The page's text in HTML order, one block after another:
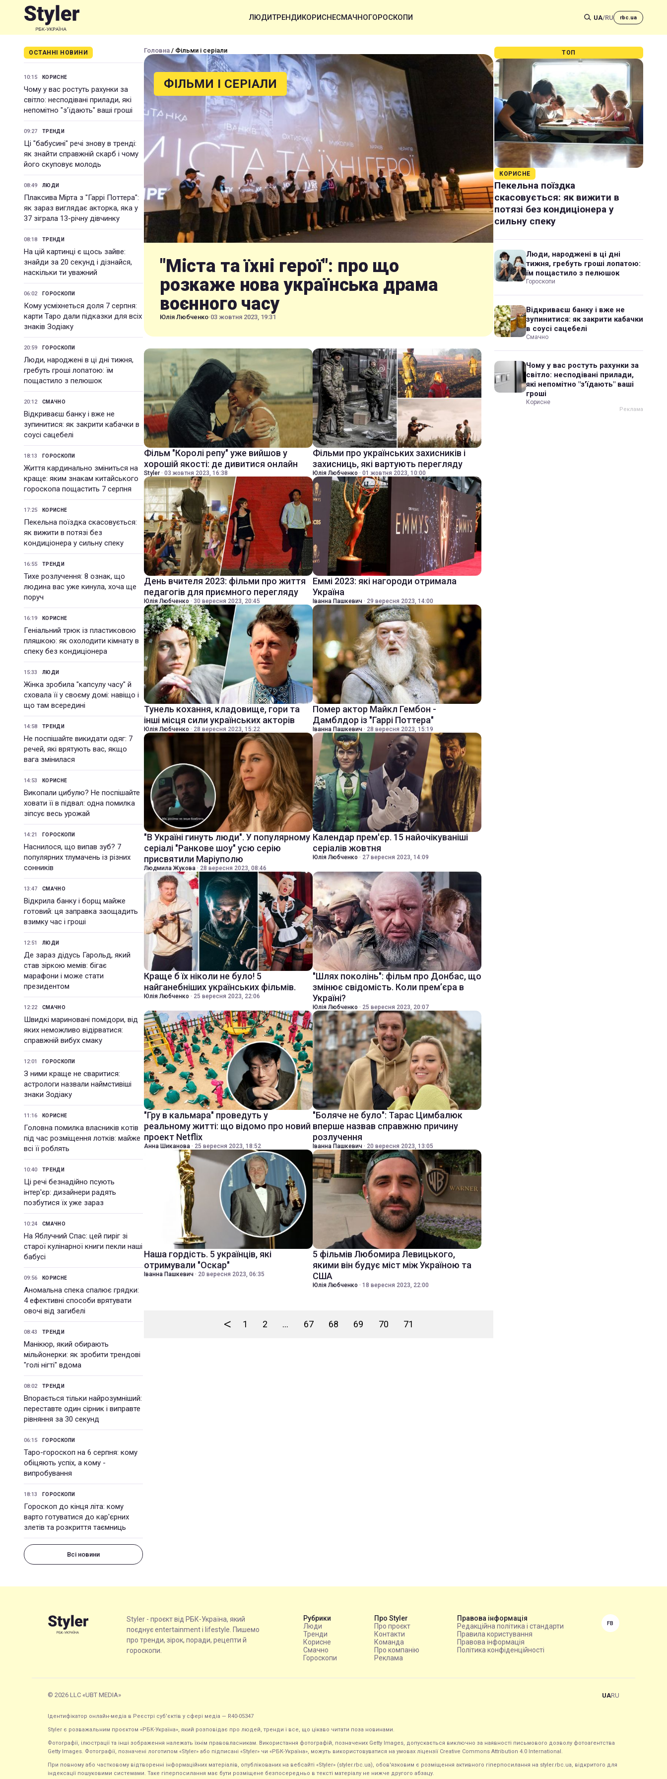
ЛЮДИТРЕНДИКОРИСНЕСМАЧНОГОРОСКОПИ UA/RU rbc.ua
ОСТАННІ НОВИНИ
10:15 КОРИСНЕ
Чому у вас ростуть рахунки за
світло: несподівані прилади, які
непомітно "з'їдають" ваші гроші
09:27 ТРЕНДИ
Ці "бабусині" речі знову в тренді:
як знайти справжній скарб і чому
його скуповує молодь
08:49 ЛЮДИ
Плаксива Мірта з "Гаррі Поттера":
як зараз виглядає акторка, яка у
37 зіграла 13-річну дівчинку
08:18 ТРЕНДИ
На цій картинці є щось зайве:
знайди за 20 секунд і дізнайся,
наскільки ти уважний
06:02 ГОРОСКОПИ
Кому усміхнеться доля 7 серпня:
карти Таро дали підказки для всіх
знаків Зодіаку
20:59 ГОРОСКОПИ
Люди, народжені в ці дні тижня,
гребуть гроші лопатою: їм
пощастило з пелюшок
20:12 СМАЧНО
Відкриваєш банку і вже не
зупинитися: як закрити кабачки в
соусі сацебелі
18:13 ГОРОСКОПИ
Життя кардинально зміниться на
краще: яким знакам китайського
гороскопа пощастить 7 серпня
17:25 КОРИСНЕ
Пекельна поїздка скасовується:
як вижити в потязі без
кондиціонера у сильну спеку
16:55 ТРЕНДИ
Тихе розлучення: 8 ознак, що
людина вас уже кинула, хоча ще
поруч
16:19 КОРИСНЕ
Геніальний трюк із пластиковою
пляшкою: як охолодити кімнату в
спеку без кондиціонера
15:33 ЛЮДИ
Жінка зробила "капсулу часу" й
сховала її у своєму домі: навіщо і
що там всередині
14:58 ТРЕНДИ
Не поспішайте викидати одяг: 7
речей, які врятують вас, якщо
вага змінилася
14:53 КОРИСНЕ
Викопали цибулю? Не поспішайте
ховати її в підвал: одна помилка
зіпсує весь урожай
14:21 ГОРОСКОПИ
Наснилося, що випав зуб? 7
популярних тлумачень із різних
сонників
13:47 СМАЧНО
Відкрила банку і борщ майже
готовий: ця заправка заощадить
взимку час і гроші
12:51 ЛЮДИ
Де зараз дідусь Гарольд, який
став зіркою мемів: бігає
марафони і може стати
президентом
12:22 СМАЧНО
Швидкі мариновані помідори, від
яких неможливо відірватися:
справжній вибух смаку
12:01 ГОРОСКОПИ
З ними краще не сваритися:
астрологи назвали наймстивіші
знаки Зодіаку
11:16 КОРИСНЕ
Головна помилка власників котів
під час розміщення лотків: майже
всі її роблять
10:40 ТРЕНДИ
Ці речі безнадійно псують
інтер'єр: дизайнери радять
позбутися їх уже зараз
10:24 СМАЧНО
На Яблучний Спас: цей пиріг зі
старої кулінарної книги пекли наші
бабусі
09:56 КОРИСНЕ
Аномальна спека спалює грядки:
4 ефективні способи врятувати
овочі від загибелі
08:43 ТРЕНДИ
Манікюр, який обирають
мільйонерки: як зробити трендові
"голі нігті" вдома
08:02 ТРЕНДИ
Впорається тільки найрозумніший:
переставте один сірник і виправте
рівняння за 30 секунд
06:15 ГОРОСКОПИ
Таро-гороскоп на 6 серпня: кому
обіцяють успіх, а кому -
випробування
18:13 ГОРОСКОПИ
Гороскоп до кінця літа: кому
варто готуватися до кар'єрних
злетів та розкриття таємниць
Всі новини
Головна / Фільми і серіали
ФІЛЬМИ І СЕРІАЛИ
"Міста та їхні герої": про що
розкаже нова українська драма
воєнного часу
Юлія Любченко·03 жовтня 2023, 19:31
Фільм "Королі репу" уже вийшов у
хорошій якості: де дивитися онлайн
Styler · 03 жовтня 2023, 16:38
Фільми про українських захисників і
захисниць, які вартують перегляду
Юлія Любченко · 01 жовтня 2023, 10:00
День вчителя 2023: фільми про життя
педагогів для приємного перегляду
Юлія Любченко · 30 вересня 2023, 20:45
Еммі 2023: які нагороди отримала
Україна
Іванна Пашкевич · 29 вересня 2023, 14:00
Тунель кохання, кладовище, гори та
інші місця сили українських акторів
Юлія Любченко · 28 вересня 2023, 15:22
Помер актор Майкл Гембон -
Дамблдор із "Гаррі Поттера"
Іванна Пашкевич · 28 вересня 2023, 15:19
"В Україні гинуть люди". У популярному
серіалі "Ранкове шоу" усю серію
присвятили Маріуполю
Людмила Жукова · 28 вересня 2023, 08:46
Календар прем'єр. 15 найочікуваніші
серіалів жовтня
Юлія Любченко · 27 вересня 2023, 14:09
Краще б їх ніколи не було! 5
найганебніших українських фільмів.
Юлія Любченко · 25 вересня 2023, 22:06
"Шлях поколінь": фільм про Донбас, що
змінює свідомість. Коли прем’єра в
Україні?
Юлія Любченко · 25 вересня 2023, 20:07
"Гру в кальмара" проведуть у
реальному житті: що відомо про новий
проект Netflix
Анна Шиканова · 25 вересня 2023, 18:52
"Боляче не було": Тарас Цимбалюк
вперше назвав справжню причину
розлучення
Іванна Пашкевич · 20 вересня 2023, 13:05
Наша гордість. 5 українців, які
отримували "Оскар"
Іванна Пашкевич · 20 вересня 2023, 06:35
5 фільмів Любомира Левицького,
якими він будує міст між Україною та
США
Юлія Любченко · 18 вересня 2023, 22:00
< 1 2 ... 67 68 69 70 71
ТОП
КОРИСНЕ
Пекельна поїздка
скасовується: як вижити в
потязі без кондиціонера у
сильну спеку
Люди, народжені в ці дні
тижня, гребуть гроші лопатою:
їм пощастило з пелюшок
Гороскопи
Відкриваєш банку і вже не
зупинитися: як закрити кабачки
в соусі сацебелі
Смачно
Чому у вас ростуть рахунки за
світло: несподівані прилади,
які непомітно "з'їдають" ваші
гроші
Корисне
Styler - проєкт від РБК-Україна, який
поєднує entertainment і lifestyle. Пишемо
про тренди, зірок, поради, рецепти й
гороскопи.
Рубрики
Люди
Тренди
Корисне
Смачно
Гороскопи
Про Styler
Про проєкт
Контакти
Команда
Про компанію
Реклама
Правова інформація
Редакційна політика і стандарти
Правила користування
Правова інформація
Політика конфіденційності
FB
© 2026 LLC «UBT MEDIA» UARU
Ідентифікатор онлайн-медіа в Реєстрі суб’єктів у сфері медіа — R40-05347
Styler є розважальним проєктом «РБК-Україна», який розповідає про людей, тренди і все, що цікаво читати поза новинами.
Фотографії, ілюстрації та інші зображення належать їхнім правовласникам. Використання фотографій, позначених Getty Images, допускається виключно за наявності письмового дозволу фотоагентства
Getty Images. Фотографії, позначені логотипом «Styler» або підписані «Styler» чи «РБК-Україна», можуть використовуватися на умовах ліцензії Creative Commons Attribution 4.0 International.
При повному або частковому відтворенні інформаційних матеріалів, опублікованих на вебсайті «Styler» (styler.rbc.ua), обов'язковим є розміщення активного гіперпосилання на styler.rbc.ua, відкритого для
індексації пошуковими системами. Таке гіперпосилання має бути розміщене безпосередньо в тексті матеріалу не нижче другого абзацу.